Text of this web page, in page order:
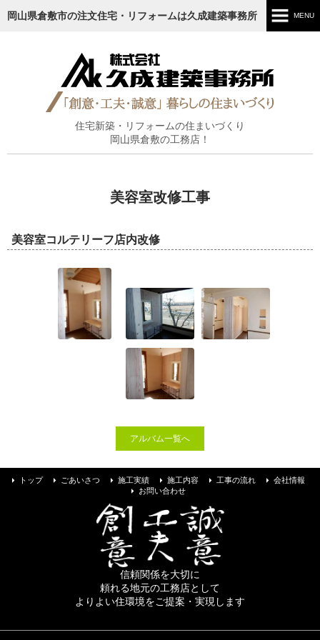
岡山県倉敷市の注文住宅・リフォームは久成建築事務所 MENU
ごあいさつ
施工実績
お問い合わせ
住宅新築・リフォームの住まいづくり
岡山県倉敷の工務店！
美容室改修工事
美容室コルテリーフ店内改修
アルバム一覧へ
トップ ごあいさつ 施工実績 施工内容 工事の流れ
会社情報
お問い合わせ
信頼関係を大切に
頼れる地元の工務店として
よりよい住環境をご提案・実現します